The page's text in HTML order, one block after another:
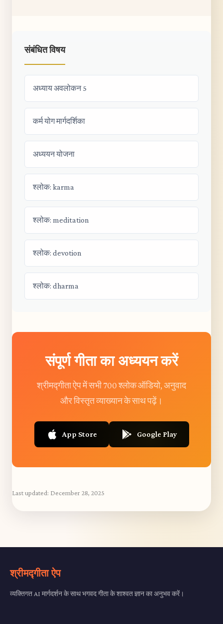
संबंधित विषय
अध्याय अवलोकन 5
कर्म योग मार्गदर्शिका
अध्ययन योजना
श्लोक: karma
श्लोक: meditation
श्लोक: devotion
श्लोक: dharma
संपूर्ण गीता का अध्ययन करें
श्रीमद्गीता ऐप में सभी 700 श्लोक ऑडियो, अनुवाद
और विस्तृत व्याख्यान के साथ पढ़ें।
App Store Google Play
Last updated: December 28, 2025
श्रीमद्गीता ऐप
व्यक्तिगत AI मार्गदर्शन के साथ भगवद गीता के शाश्वत ज्ञान का अनुभव करें।